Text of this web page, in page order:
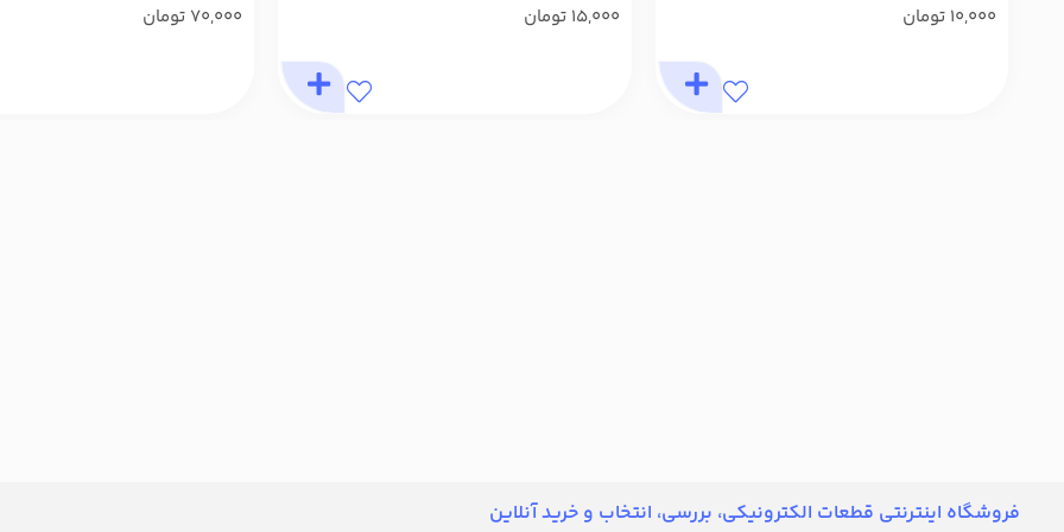
10,000 تومان 15,000 تومان
70,000 تومان
فروشگاه اینترنتی قطعات الکترونیکی، بررسی، انتخاب و خرید آنلاین